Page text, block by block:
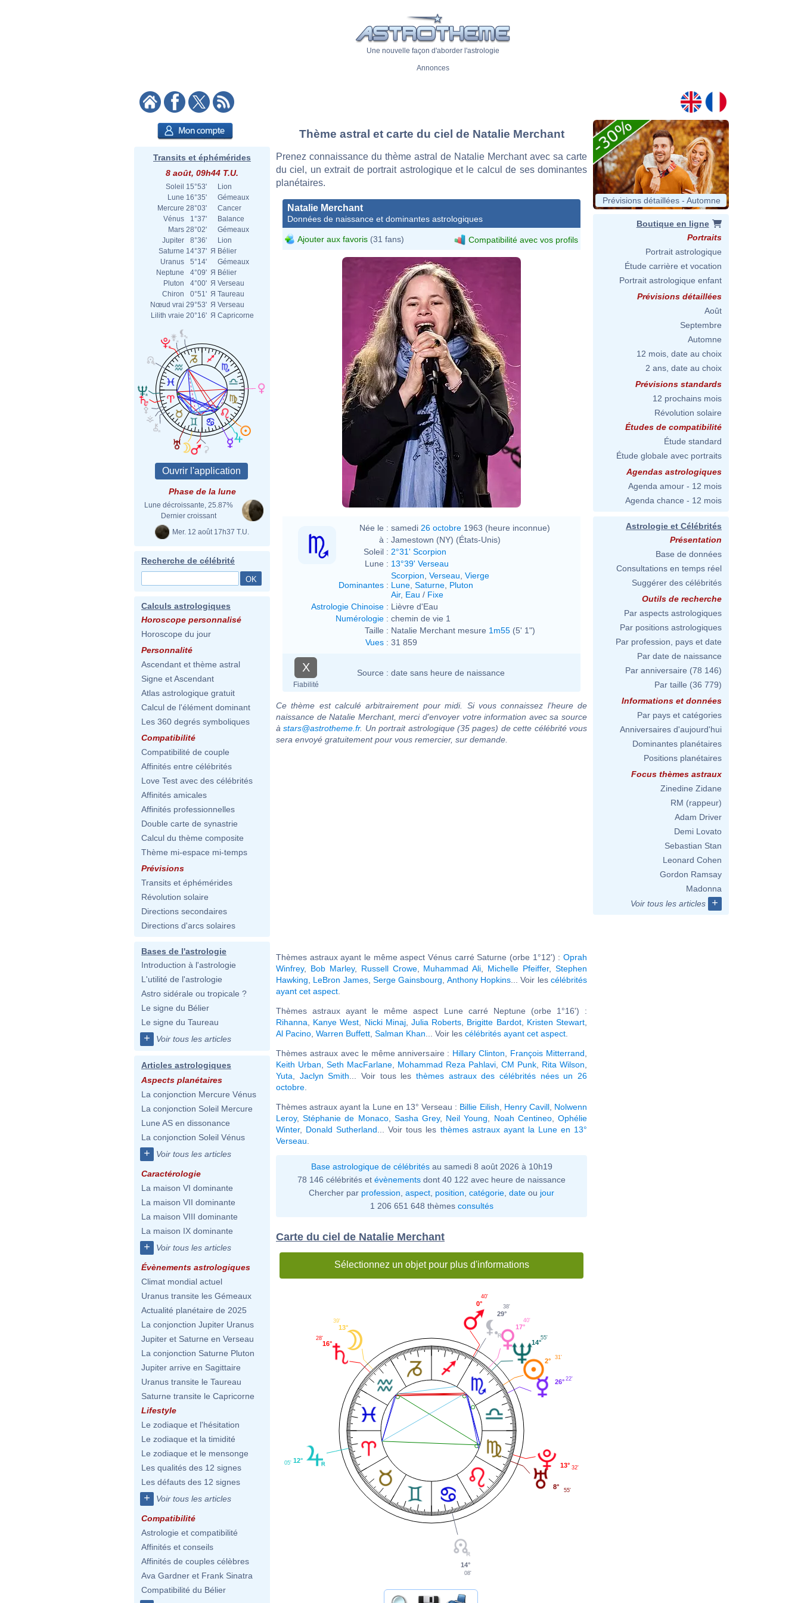
Une nouvelle façon d'aborder l'astrologie
Annonces
Transits et éphémérides
8 août, 09h44 T.U.
Soleil 15°53'
Lion
Lune 16°35'
Gémeaux
Mercure 28°03'
Cancer
Vénus
1°37'
Balance
Mars 28°02'
Gémeaux
Jupiter
8°36'
Lion
Saturne 14°37' Я Bélier
Uranus
5°14'
Gémeaux
Neptune
4°09' Я Bélier
Pluton
4°00' Я Verseau
Chiron
0°51' Я Taureau
Nœud vrai 29°53' Я Verseau
Lilith vraie 20°16' Я Capricorne
Phase de la lune
Lune décroissante, 25.87%
Dernier croissant
Mer. 12 août 17h37 T.U.
Recherche de célébrité
Calculs astrologiques
Horoscope personnalisé
Horoscope du jour
Personnalité
Ascendant et thème astral
Signe et Ascendant
Atlas astrologique gratuit
Calcul de l'élément dominant
Les 360 degrés symboliques
Compatibilité
Compatibilité de couple
Affinités entre célébrités
Love Test avec des célébrités
Affinités amicales
Affinités professionnelles
Double carte de synastrie
Calcul du thème composite
Thème mi-espace mi-temps
Prévisions
Transits et éphémérides
Révolution solaire
Directions secondaires
Directions d'arcs solaires
Bases de l'astrologie
Introduction à l'astrologie
L'utilité de l'astrologie
Astro sidérale ou tropicale ?
Le signe du Bélier
Le signe du Taureau
+ Voir tous les articles
Articles astrologiques
Aspects planétaires
La conjonction Mercure Vénus
La conjonction Soleil Mercure
Lune AS en dissonance
La conjonction Soleil Vénus
+ Voir tous les articles
Caractérologie
La maison VI dominante
La maison VII dominante
La maison VIII dominante
La maison IX dominante
+ Voir tous les articles
Évènements astrologiques
Climat mondial actuel
Uranus transite les Gémeaux
Actualité planétaire de 2025
La conjonction Jupiter Uranus
Jupiter et Saturne en Verseau
La conjonction Saturne Pluton
Jupiter arrive en Sagittaire
Uranus transite le Taureau
Saturne transite le Capricorne
Lifestyle
Le zodiaque et l'hésitation
Le zodiaque et la timidité
Le zodiaque et le mensonge
Les qualités des 12 signes
Les défauts des 12 signes
+ Voir tous les articles
Compatibilité
Astrologie et compatibilité
Affinités et conseils
Affinités de couples célèbres
Ava Gardner et Frank Sinatra
Compatibilité du Bélier
Thème astral et carte du ciel de Natalie Merchant
Prenez connaissance du thème astral de Natalie Merchant avec sa carte
du ciel, un extrait de portrait astrologique et le calcul de ses dominantes
planétaires.
Natalie Merchant
Données de naissance et dominantes astrologiques
Ajouter aux favoris (31 fans) Compatibilité avec vos profils
Née le : samedi 26 octobre 1963 (heure inconnue)
à : Jamestown (NY) (États-Unis)
Soleil : 2°31' Scorpion
Lune : 13°39' Verseau
Dominantes :
Scorpion Verseau Vierge
Lune Saturne Pluton
Air, Eau / Fixe
Astrologie Chinoise : Lièvre d'Eau
Numérologie : chemin de vie 1
Taille : Natalie Merchant mesure 1m55 (5' 1")
Vues : 31 859
X
Fiabilité
Source : date sans heure de naissance
Ce thème est calculé arbitrairement pour midi. Si vous connaissez l'heure de
naissance de Natalie Merchant, merci d'envoyer votre information avec sa source
àstars@astrotheme.fr. Un portrait astrologique (35 pages) de cette célébrité vous
sera envoyé gratuitement pour vous remercier, sur demande.
Thèmes astraux ayant le même aspect Vénus carré Saturne (orbe 1°12') : Oprah
Winfrey, Bob Marley, Russell Crowe, Muhammad Ali Michelle Pfeiffer,Stephen
Hawking
LeBron James,Serge Gainsbourg Anthony Hopkins ... Voir lescélébrités
ayant cet aspect
Thèmes astraux ayant le même aspect Lune carré Neptune (orbe 1°16') :
Rihanna
Kanye West Nicki Minaj,Julia Roberts Brigitte Bardot, Kristen Stewart
Al Pacino Warren Buffett Salman Khan ... Voir les célébrités ayant cet aspect
Thèmes astraux avec le même anniversaire : Hillary Clinton François Mitterrand
Keith Urban
Seth MacFarlane Mohammad Reza Pahlavi CM Punk Rita Wilson
Yuta
Jaclyn Smith ... Voir tous lesthèmes astraux des célébrités nées un 26
octobre
Thèmes astraux ayant la Lune en 13° Verseau : Billie Eilish Henry Cavill, Nolwenn
Leroy,Stéphanie de Monaco, Sasha Grey, Neil Young Noah Centineo,Ophélie
Winter, Donald Sutherland ... Voir tous les thèmes astraux ayant la Lune en 13°
Verseau
Base astrologique de célébritésau samedi 8 août 2026 à 10h19
78 146 célébrités et évènements dont 40 122 avec heure de naissance
Chercher par profession aspect position catégorie date ou jour
1 206 651 648 thèmes consultés
Carte du ciel de Natalie Merchant
Sélectionnez un objet pour plus d'informations
26° 22'
2°
31'
14°
55'
17°
40'
29°
38'
0°
40'
13°
39'
16°
28'
12°
05'
14°
08'
8°
55'
13° 32'
Prévisions détaillées - Automne
Boutique en ligne
Portraits
Portrait astrologique
Étude carrière et vocation
Portrait astrologique enfant
Prévisions détaillées
Août
Septembre
Automne
12 mois, date au choix
2 ans, date au choix
Prévisions standards
12 prochains mois
Révolution solaire
Études de compatibilité
Étude standard
Étude globale avec portraits
Agendas astrologiques
Agenda amour - 12 mois
Agenda chance - 12 mois
Astrologie et Célébrités
Présentation
Base de données
Consultations en temps réel
Suggérer des célébrités
Outils de recherche
Par aspects astrologiques
Par positions astrologiques
Par profession, pays et date
Par date de naissance
Par anniversaire (78 146)
Par taille (36 779)
Informations et données
Par pays et catégories
Anniversaires d'aujourd'hui
Dominantes planétaires
Positions planétaires
Focus thèmes astraux
Zinedine Zidane
RM (rappeur)
Adam Driver
Demi Lovato
Sebastian Stan
Leonard Cohen
Gordon Ramsay
Madonna
Voir tous les articles
+